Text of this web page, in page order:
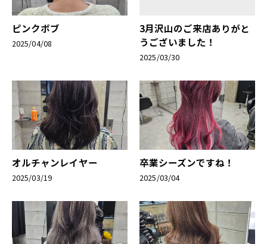
ピンクボブ
2025/04/08
3月沢山のご来店ありがと
うございました！
2025/03/30
オルチャンレイヤー
2025/03/19
卒業シーズンですね！
2025/03/04